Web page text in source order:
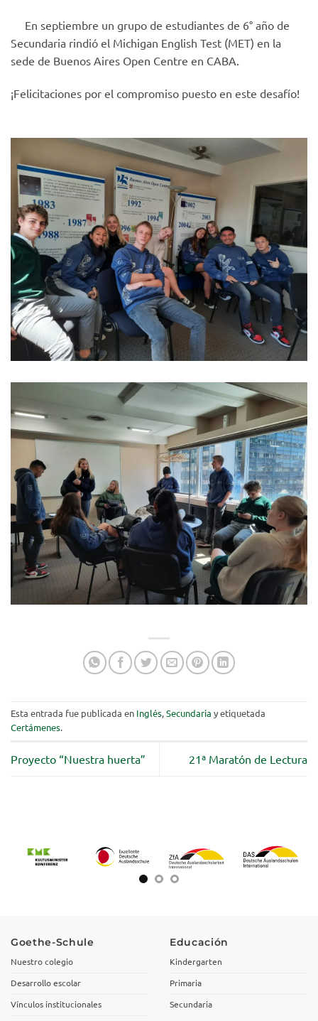
En septiembre un grupo de estudiantes de 6° año de
Secundaria rindió el Michigan English Test (MET) en la
sede de Buenos Aires Open Centre en CABA.
¡Felicitaciones por el compromiso puesto en este desafío!
Esta entrada fue publicada en Inglés,Secundaria y etiquetada
Certámenes.
Proyecto “Nuestra huerta” 21ª Maratón de Lectura
Goethe-Schule
Nuestro colegio
Desarrollo escolar
Vínculos institucionales
Educación
Kindergarten
Primaria
Secundaria